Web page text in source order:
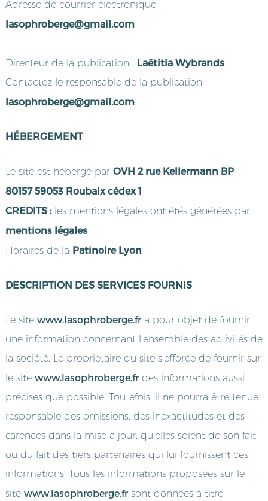
Adresse de courrier électronique :
lasophroberge@gmail.com
Directeur de la publication : Laëtitia Wybrands
Contactez le responsable de la publication :
lasophroberge@gmail.com
HÉBERGEMENT
Le site est hébergé par OVH 2 rue Kellermann BP
80157 59053 Roubaix cédex 1
CREDITS :les mentions légales ont étés générées par
mentions légales
Horaires de la Patinoire Lyon
DESCRIPTION DES SERVICES FOURNIS
Le site www.lasophroberge.fra pour objet de fournir
une information concernant l’ensemble des activités de
la société. Le proprietaire du site s’efforce de fournir sur
le site www.lasophroberge.frdes informations aussi
précises que possible. Toutefois, il ne pourra être tenue
responsable des omissions, des inexactitudes et des
carences dans la mise à jour, qu’elles soient de son fait
ou du fait des tiers partenaires qui lui fournissent ces
informations. Tous les informations proposées sur le
site www.lasophroberge.frsont données à titre